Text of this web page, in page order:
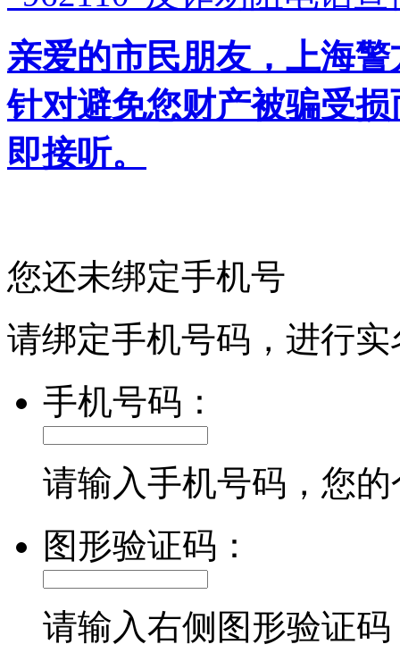
亲爱的市民朋友，上海
针对避免您财产被骗受
即接听。
您还未绑定手机号
请绑定手机号码，进行
手机号码：
请输入手机号码，您
图形验证码：
请输入右侧图形验证码